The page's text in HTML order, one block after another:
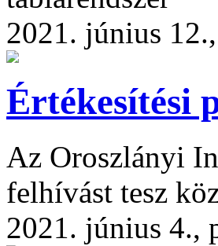
2021. június
Értékesítési
Az Oroszlányi
felhívást tesz
2021. június 4.,